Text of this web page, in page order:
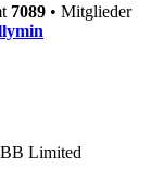
7089 • Mitglieder
Limited